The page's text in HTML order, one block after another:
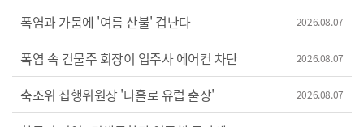
폭염과 가뭄에 '여름 산불' 겁난다 2026.08.07
폭염 속 건물주 회장이 입주사 에어컨 차단 2026.08.07
축조위 집행위원장 '나홀로 유럽 출장' 2026.08.07